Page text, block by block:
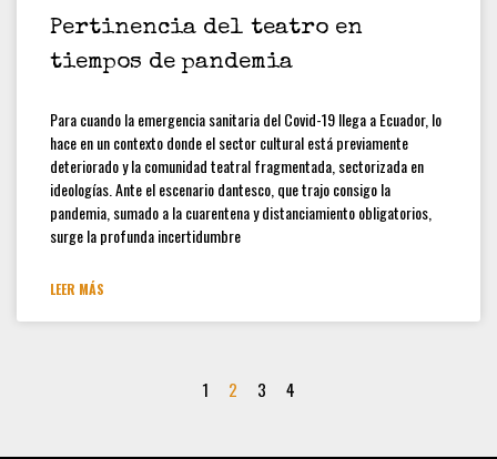
Pertinencia del teatro en
tiempos de pandemia
Para cuando la emergencia sanitaria del Covid-19 llega a Ecuador, lo
hace en un contexto donde el sector cultural está previamente
deteriorado y la comunidad teatral fragmentada, sectorizada en
ideologías. Ante el escenario dantesco, que trajo consigo la
pandemia, sumado a la cuarentena y distanciamiento obligatorios,
surge la profunda incertidumbre
LEER MÁS
1 2 3 4